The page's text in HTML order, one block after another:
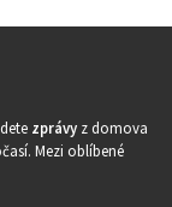
zprávy z domova
Mezi oblíbené